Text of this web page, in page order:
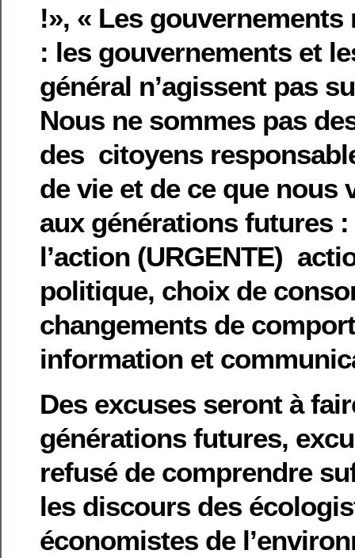
!», « Les gouvernements
: les gouvernements et
général n’agissent pas
Nous ne sommes pas
des citoyens
de vie et de ce que nous
aux générations futures :
l’action (URGENTE)
politique, choix de
changements de
information et
Des excuses seront à
générations futures,
refusé de comprendre
les discours des
économistes de